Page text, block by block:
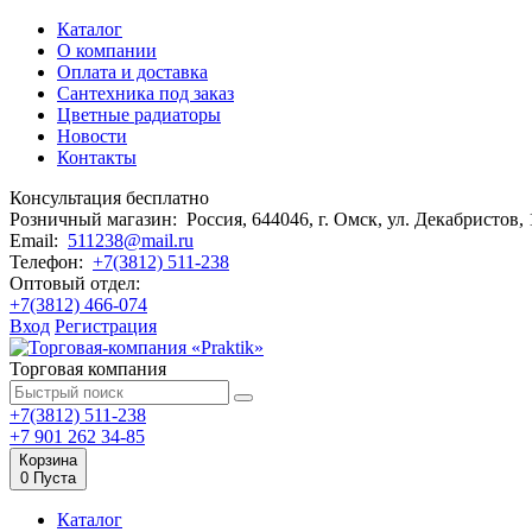
Каталог
О компании
Оплата и доставка
Сантехника под заказ
Цветные радиаторы
Новости
Контакты
Консультация бесплатно
Розничный магазин: Россия, 644046, г. Омск, ул. Декабристов,
Email: 511238@mail.ru
Телефон: +7(3812) 511-238
Оптовый отдел:
+7(3812) 466-074
Вход Регистрация
Торговая компания
+7(3812) 511-238
+7 901 262 34-85
Корзина
0 Пуста
Каталог